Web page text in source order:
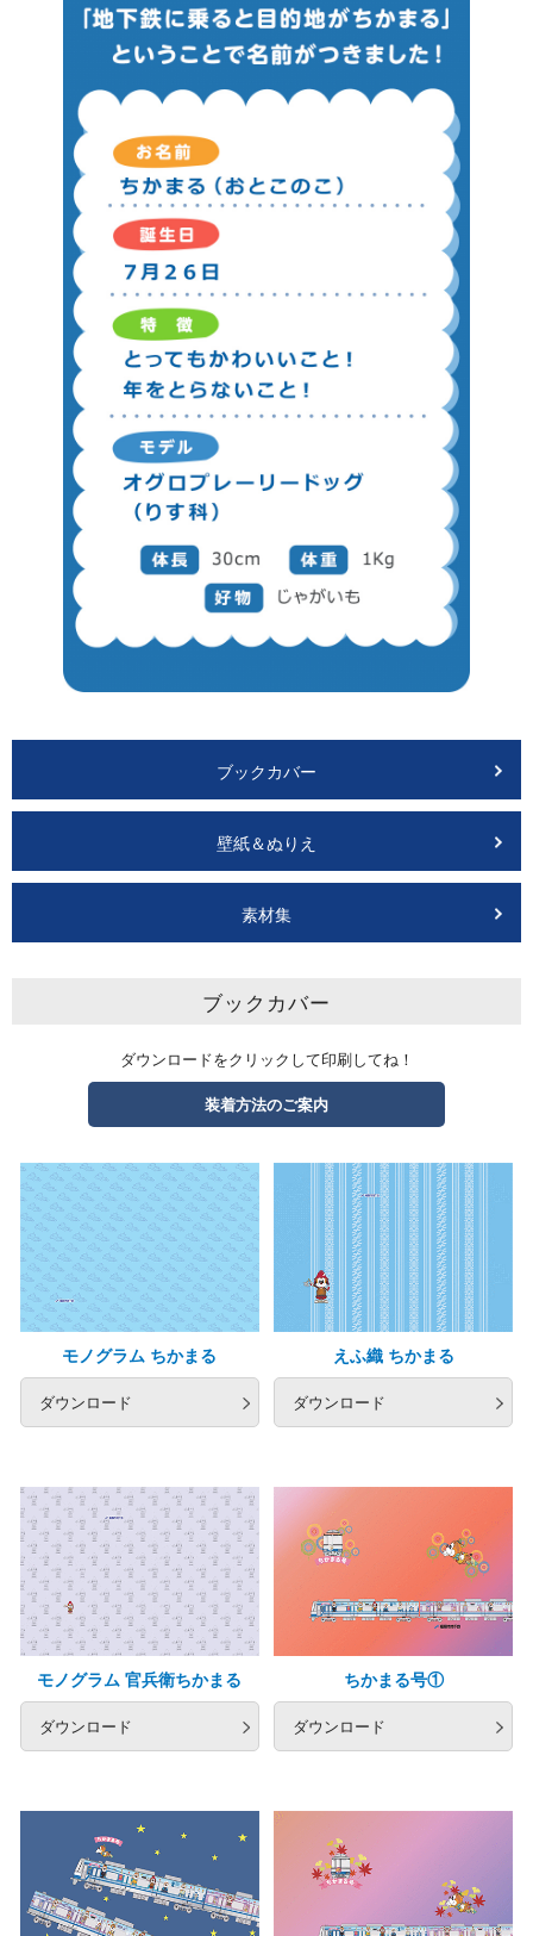
ブックカバー
壁紙＆ぬりえ
素材集
ブックカバー
ダウンロードをクリックして印刷してね！
装着方法のご案内
モノグラム ちかまる
ダウンロード
えふ織 ちかまる
ダウンロード
モノグラム 官兵衛ちかまる
ダウンロード
ちかまる号①
ダウンロード